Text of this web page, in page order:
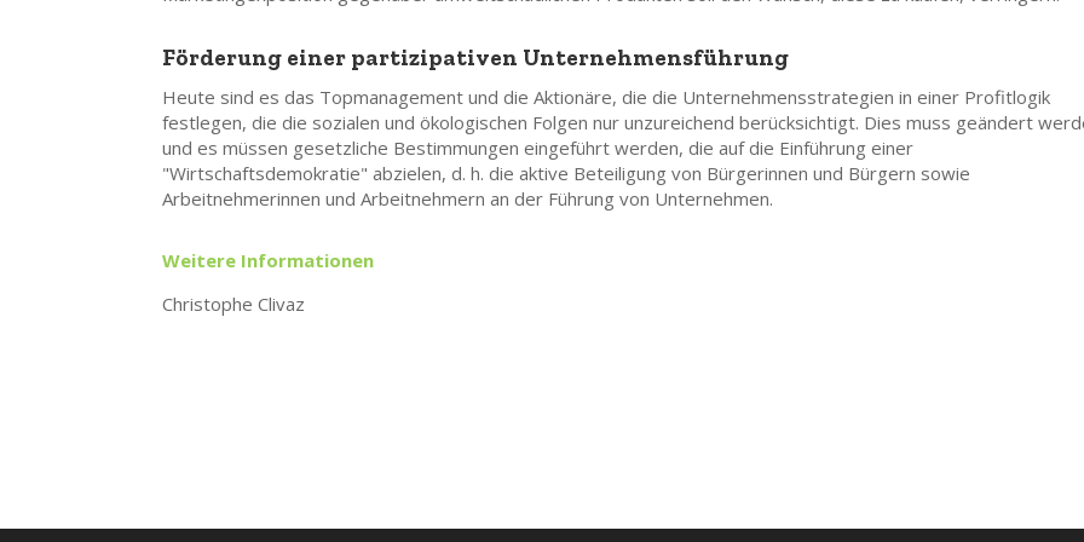
Förderung einer partizipativen Unternehmensführung
Heute sind es das Topmanagement und die Aktionäre, die die Unternehmensstrategien in einer Profitlogik
festlegen, die die sozialen und ökologischen Folgen nur unzureichend berücksichtigt. Dies muss geändert
und es müssen gesetzliche Bestimmungen eingeführt werden, die auf die Einführung einer
"Wirtschaftsdemokratie" abzielen, d. h. die aktive Beteiligung von Bürgerinnen und Bürgern sowie
Arbeitnehmerinnen und Arbeitnehmern an der Führung von Unternehmen.
Weitere Informationen
Christophe Clivaz